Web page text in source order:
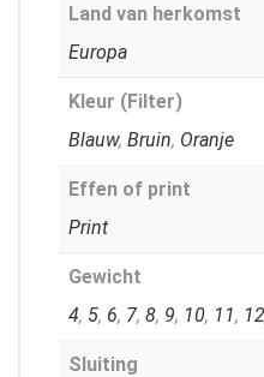
Land van herkomst
Europa
Kleur (Filter)
Blauw, Bruin, Oranje
Effen of print
Print
Gewicht
4, 5, 6, 7, 8, 9, 10, 11, 12
Sluiting